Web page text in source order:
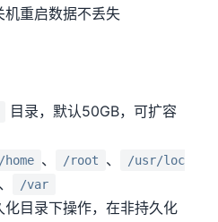
重启数据不丢失
目录，默认50GB，可扩容
/home 、 /root 、
/usr/loc
、 /var
化目录下操作，在非持久化